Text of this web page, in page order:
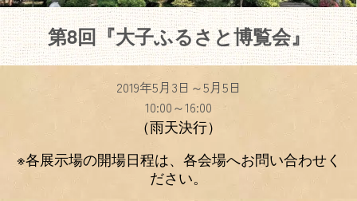
第8回『大子ふるさと博覧会』
2019年5月3日～5月5日
10:00～16:00
（雨天決行）
※各展示場の開場日程は、各会場へお問い合わせく
ださい。